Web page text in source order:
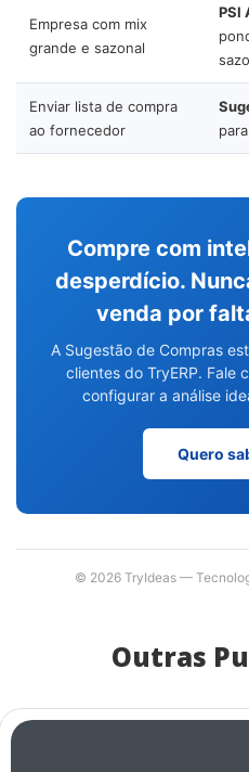
Empresa com mix
grande e sazonal
PSI
Enviar lista de compra
ao fornecedor
Compre com
desperdício.
venda por
A Sugestão de Compras
clientes do TryERP. Fale
configurar a análise
Quero
© 2026 TryIdeas —
Outras